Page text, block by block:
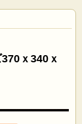
ｘ340ｘ